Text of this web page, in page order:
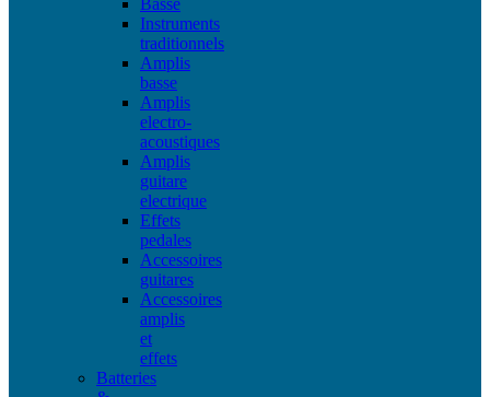
Instruments
traditionnels
Amplis
basse
Amplis
electro-
acoustiques
Amplis
guitare
electrique
Effets
pedales
Accessoires
guitares
Accessoires
amplis
et
effets
Batteries